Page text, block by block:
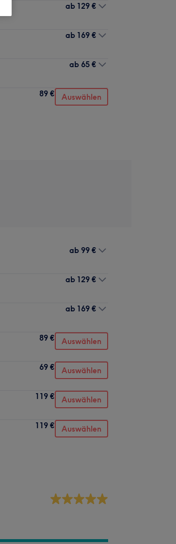
ab 129 €
ab 169 €
ab 65 €
89 € Auswählen
ab 99 €
ab 129 €
ab 169 €
89 € Auswählen
69 € Auswählen
119 € Auswählen
119 € Auswählen